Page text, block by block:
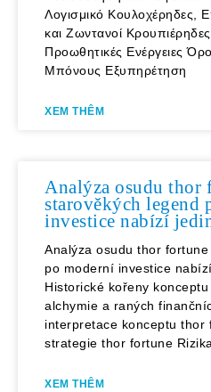
Λογισμικό Κουλοχέρηδες,
και Ζωντανοί
Προωθητικές Ενέργειες
Μπόνους Εξυπηρέτηση
XEM THÊM
Analýza osudu thor
starověkých legend
investice nabízí
Analýza osudu thor
po moderní investice
Historické kořeny
alchymie a raných
interpretace konceptu thor
strategie thor fortune
XEM THÊM